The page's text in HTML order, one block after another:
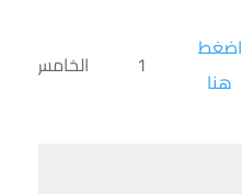
اضغط
هنا
1 الخامس